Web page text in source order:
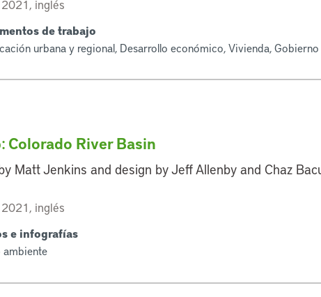
inglés
de trabajo
urbana y regional, Desarrollo económico, Vivienda,
Colorado River Basin
Matt Jenkins and design by Jeff Allenby and Chaz
inglés
e infografías
ambiente